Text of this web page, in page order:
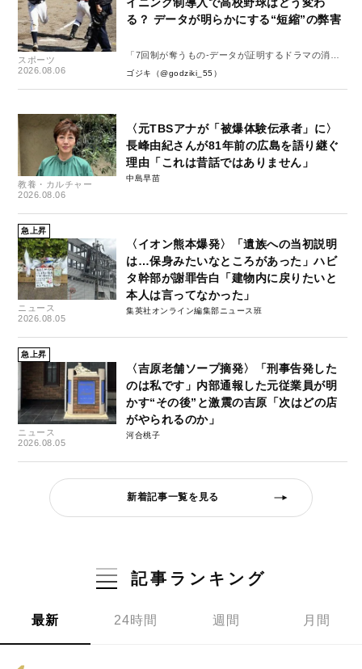
スポーツ
2026.08.06
る？ データが明らかにする“短縮”の弊害
「7回制が奪うもの-データが証明するドラマの消
失-」
ゴジキ（@godziki_55）
教養・カルチャー
2026.08.06
〈元TBSアナが「被爆体験伝承者」に〉
長峰由紀さんが81年前の広島を語り継ぐ
理由「これは昔話ではありません」
中島早苗
急上昇
ニュース
2026.08.05
〈イオン熊本爆発〉「遺族への当初説明
は…保身みたいなところがあった」ハビ
タ幹部が謝罪告白「建物内に戻りたいと
本人は言ってなかった」
集英社オンライン編集部ニュース班
急上昇
ニュース
2026.08.05
〈吉原老舗ソープ摘発〉「刑事告発した
のは私です」内部通報した元従業員が明
かす“その後”と激震の吉原「次はどの店
がやられるのか」
河合桃子
新着記事一覧を見る
記事ランキング
最新 24時間 週間 月間